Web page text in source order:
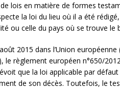
lois en matière de formes
la loi du lieu où il a été
ou celle du pays où se trouve le
2015 dans l’Union européenne
le règlement européen n°650/
que la loi applicable par
de son décès. Toutefois, le